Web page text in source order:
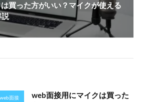
買った方がいい？マイクが使える
説
web面接
web面接用にマイクは買った